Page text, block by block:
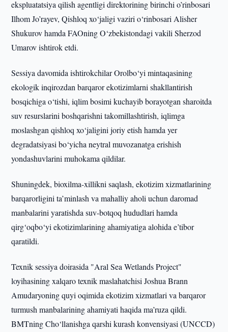
ekspluatatsiya qilish agentligi direktorining birinchi o’rinbosari
Ilhom Jo’rayev, Qishloq xo‘jaligi vaziri o‘rinbosari Alisher
Shukurov hamda FAOning O‘zbekistondagi vakili Sherzod
Umarov ishtirok etdi.
Sessiya davomida ishtirokchilar Orolbo‘yi mintaqasining
ekologik inqirozdan barqaror ekotizimlarni shakllantirish
bosqichiga o‘tishi, iqlim bosimi kuchayib borayotgan sharoitda
suv resurslarini boshqarishni takomillashtirish, iqlimga
moslashgan qishloq xo‘jaligini joriy etish hamda yer
degradatsiyasi bo‘yicha neytral muvozanatga erishish
yondashuvlarini muhokama qildilar.
Shuningdek, bioxilma-xillikni saqlash, ekotizim xizmatlarining
barqarorligini ta’minlash va mahalliy aholi uchun daromad
manbalarini yaratishda suv-botqoq hududlari hamda
qirg‘oqbo‘yi ekotizimlarining ahamiyatiga alohida e’tibor
qaratildi.
Texnik sessiya doirasida "Aral Sea Wetlands Project"
loyihasining xalqaro texnik maslahatchisi Joshua Brann
Amudaryoning quyi oqimida ekotizim xizmatlari va barqaror
turmush manbalarining ahamiyati haqida ma’ruza qildi.
BMTning Cho‘llanishga qarshi kurash konvensiyasi (UNCCD)